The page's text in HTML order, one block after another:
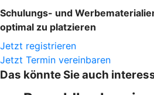
Schulungs- und
optimal zu platzieren
Jetzt registrieren
Jetzt Termin vereinbaren
Das könnte Sie auch